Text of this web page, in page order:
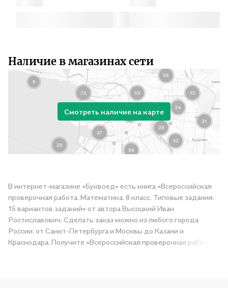
Наличие в магазинах сети
Смотреть наличие на карте
В интернет-магазине «Буквоед» есть книга «Всероссийская
проверочная работа. Математика. 8 класс. Типовые задания.
15 вариантов заданий» от автора Высоцкий Иван
Ростиславович. Сделать заказ можно из любого города
России: от Санкт-Петербурга и Москвы до Казани и
Краснодара. Получите «Всероссийская проверочная работа.